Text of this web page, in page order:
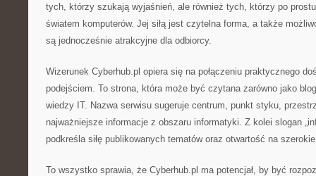
tych, którzy szukają wyjaśnień, ale również tych, którzy po
światem komputerów. Jej siłą jest czytelna forma, a także
są jednocześnie atrakcyjne dla odbiorcy.
Wizerunek Cyberhub.pl opiera się na połączeniu praktycznego
podejściem. To strona, która może być czytana zarówno jako
wiedzy IT. Nazwa serwisu sugeruje centrum, punkt styku,
najważniejsze informacje z obszaru informatyki. Z kolei slogan
podkreśla siłę publikowanych tematów oraz otwartość na
To wszystko sprawia, że Cyberhub.pl ma potencjał, by być